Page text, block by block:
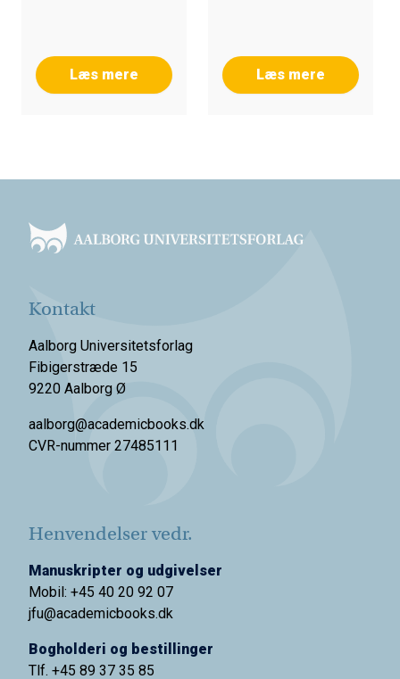
Læs mere Læs mere
Kontakt
Aalborg Universitetsforlag
Fibigerstræde 15
9220 Aalborg Ø
aalborg@academicbooks.dk
CVR-nummer 27485111
Henvendelser vedr.
Manuskripter og udgivelser
Mobil: +45 40 20 92 07
jfu@academicbooks.dk
Bogholderi og bestillinger
Tlf. +45 89 37 35 85